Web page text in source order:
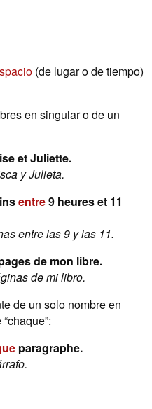
(de lugar o de tiempo)
en singular o de un
et Juliette.
y Julieta.
entre9 heures et 11
entre las 9 y las 11.
de mon libre.
de mi libro.
de un solo nombre en
paragraphe.